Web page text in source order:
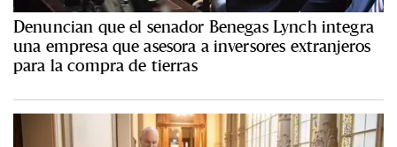
Denuncian que el senador Benegas Lynch integra
una empresa que asesora a inversores extranjeros
para la compra de tierras